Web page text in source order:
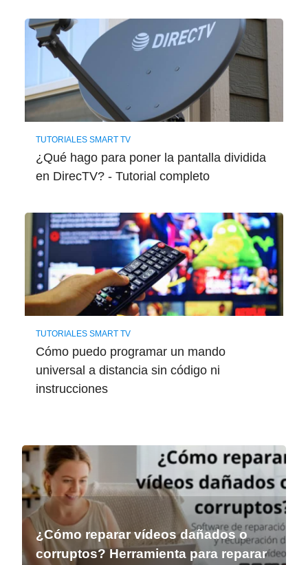
TUTORIALES SMART TV
¿Qué hago para poner la pantalla dividida
en DirecTV? - Tutorial completo
TUTORIALES SMART TV
Cómo puedo programar un mando
universal a distancia sin código ni
instrucciones
¿Cómo reparar vídeos dañados o
corruptos? Herramienta para reparar